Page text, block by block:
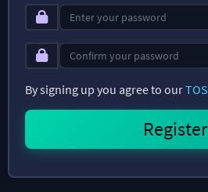
By signing up you agree to ourTOS